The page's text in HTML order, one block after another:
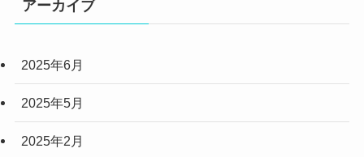
(2)
アーカイブ
2025年6月
2025年5月
2025年2月